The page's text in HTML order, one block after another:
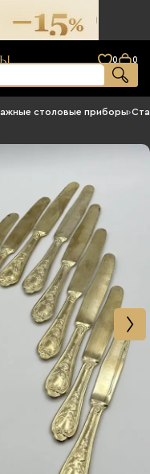
0 0
столовые приборы›